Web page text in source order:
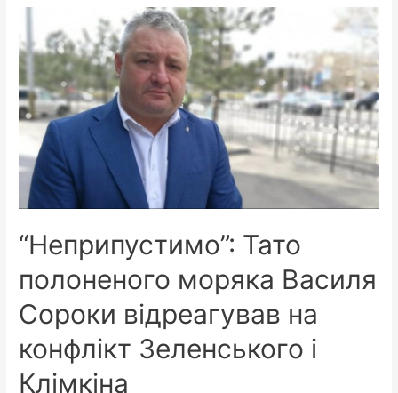
повернуть
радість
життя
“Неприпустимо”: Тато
полоненого моряка Василя
Сороки відреагував на
конфлікт Зеленського і
Клімкіна